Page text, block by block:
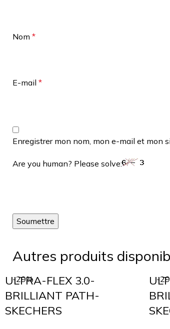
Nom *
E-mail *
Enregistrer mon nom, mon e-mail et mon
Are you human? Please solve:
Autres produits
-29%
ULTRA-FLEX 3.0-
BRILLIANT PATH-
SKECHERS
-